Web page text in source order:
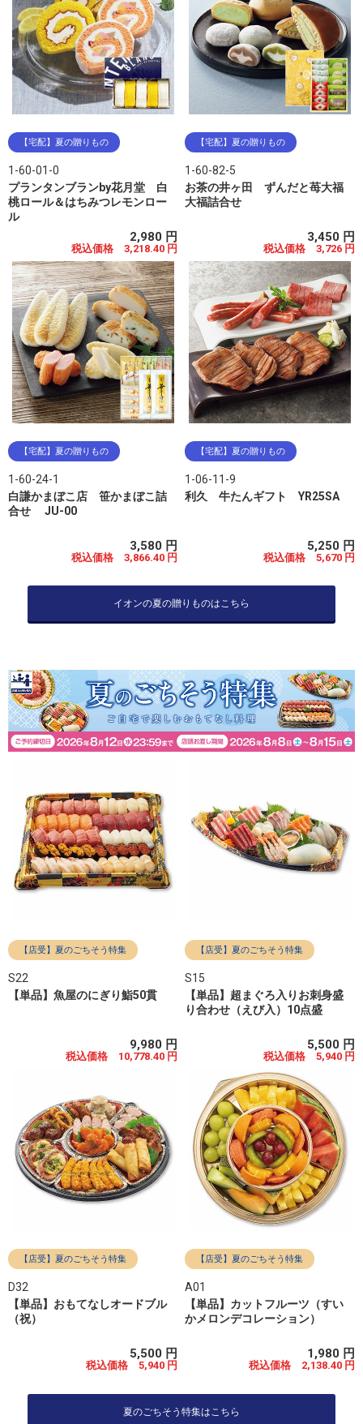
【宅配】夏の贈りもの
1-60-01-0
プランタンブランby花月堂 白
桃ロール＆はちみつレモンロー
ル
2,980 円
税込価格 3,218.40 円
【宅配】夏の贈りもの
1-60-82-5
お茶の井ヶ田 ずんだと苺大福
大福詰合せ
3,450 円
税込価格 3,726 円
【宅配】夏の贈りもの
1-60-24-1
白謙かまぼこ店 笹かまぼこ詰
合せ JU-00
3,580 円
税込価格 3,866.40 円
【宅配】夏の贈りもの
1-06-11-9
利久 牛たんギフト YR25SA
5,250 円
税込価格 5,670 円
イオンの夏の贈りものはこちら
【店受】夏のごちそう特集
S22
【単品】魚屋のにぎり鮨50貫
9,980 円
税込価格 10,778.40 円
【店受】夏のごちそう特集
S15
【単品】超まぐろ入りお刺身盛
り合わせ（えび入）10点盛
5,500 円
税込価格 5,940 円
【店受】夏のごちそう特集
D32
【単品】おもてなしオードブル
（祝）
5,500 円
税込価格 5,940 円
【店受】夏のごちそう特集
A01
【単品】カットフルーツ（すい
かメロンデコレーション）
1,980 円
税込価格 2,138.40 円
夏のごちそう特集はこちら